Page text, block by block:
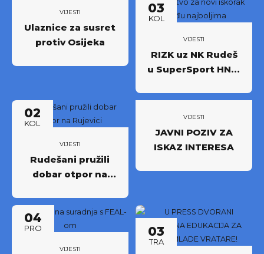
VIJESTI
Ulaznice za susret
protiv Osijeka
03
KOL
VIJESTI
RIZK uz NK Rudeš
u SuperSport HNL-
novi iskorak među
najboljima
02
KOL
VIJESTI
Rudešani pružili
dobar otpor na
VIJESTI
JAVNI POZIV ZA
ISKAZ INTERESA
04
PRO
VIJESTI
03
TRA